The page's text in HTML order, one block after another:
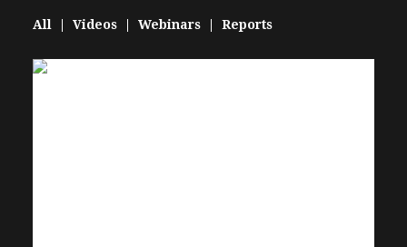
All | Videos | Webinars | Reports